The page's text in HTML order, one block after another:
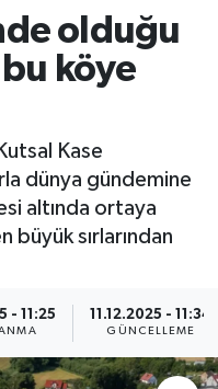
olduğu
köye
Kase
dünya gündemine
altında ortaya
büyük sırlarından
- 11:25 11.12.2025 - 11:34
GÜNCELLEME